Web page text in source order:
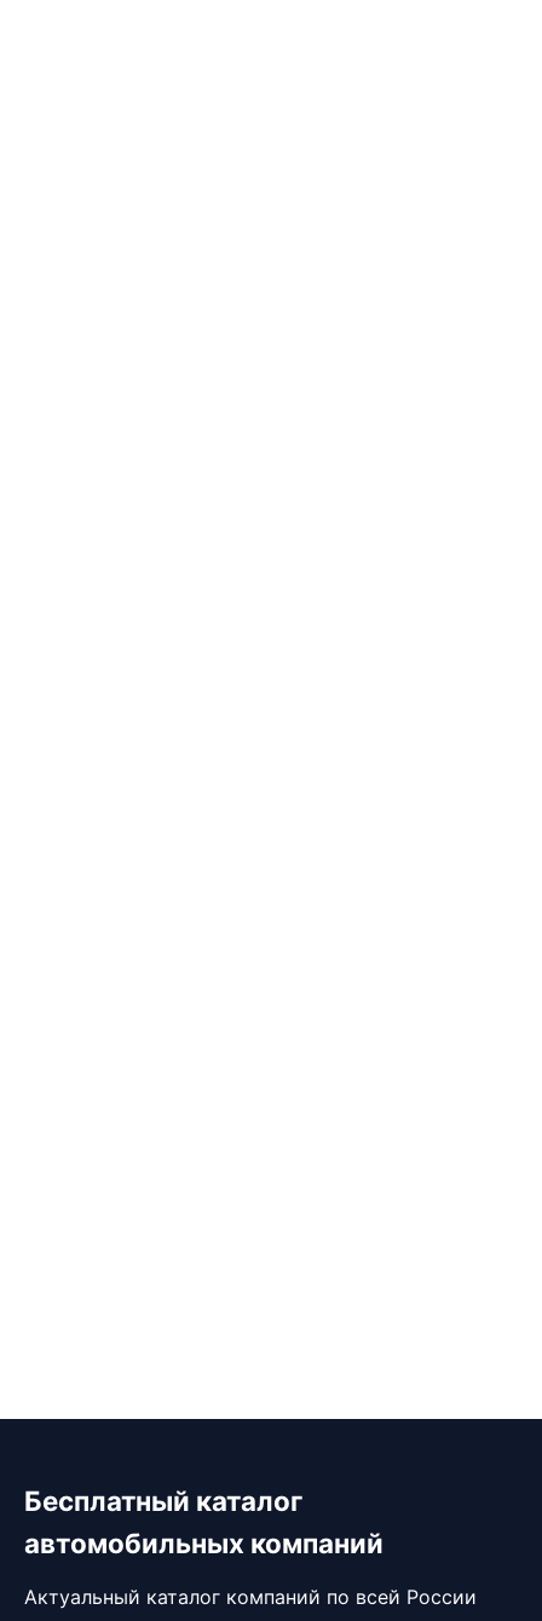
Бесплатный каталог
автомобильных компаний
Актуальный каталог компаний по всей России